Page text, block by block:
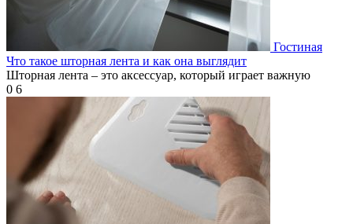
Гостиная
Что такое шторная лента и как она выглядит
Шторная лента – это аксессуар, который играет важную
0 6